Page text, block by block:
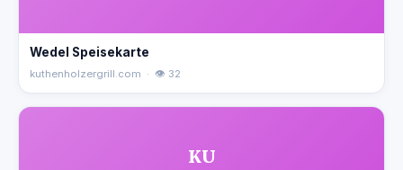
Wedel Speisekarte
kuthenholzergrill.com · 👁 32
KU